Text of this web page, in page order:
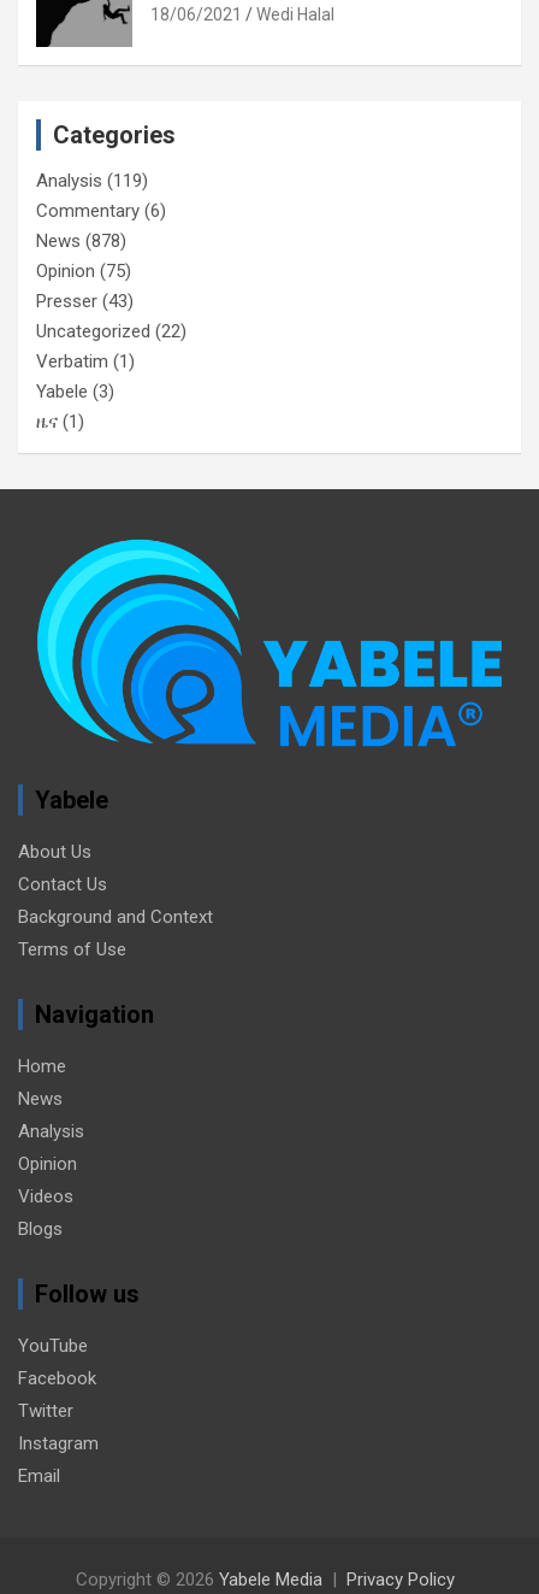
18/06/2021 Wedi Halal
Categories
Analysis (119)
Commentary (6)
News (878)
Opinion (75)
Presser (43)
Uncategorized (22)
Verbatim (1)
Yabele (3)
ዜና (1)
Yabele
About Us
Contact Us
Background and Context
Terms of Use
Navigation
Home
News
Analysis
Opinion
Videos
Blogs
Follow us
YouTube
Facebook
Twitter
Instagram
Email
Copyright © 2026 Yabele Media Privacy Policy